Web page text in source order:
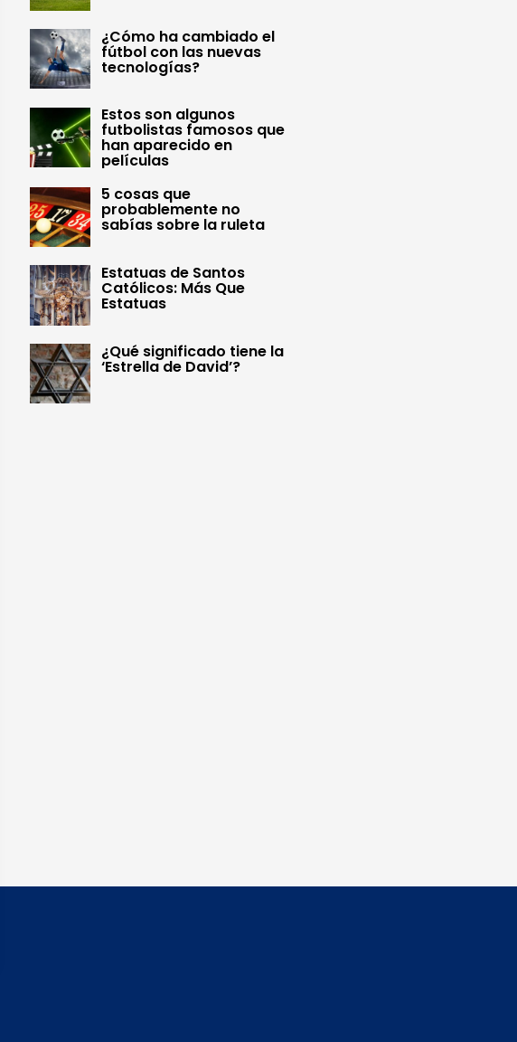
¿Cómo ha cambiado el
fútbol con las nuevas
tecnologías?
Estos son algunos
futbolistas famosos que
han aparecido en
películas
5 cosas que
probablemente no
sabías sobre la ruleta
Estatuas de Santos
Católicos: Más Que
Estatuas
¿Qué significado tiene la
‘Estrella de David’?